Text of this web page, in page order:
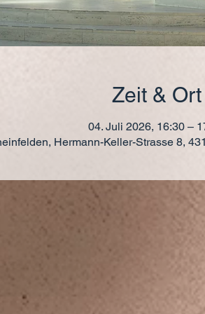
Zeit & Ort
04. Juli 2026, 16:30 –
Hermann-Keller-Strasse 8,